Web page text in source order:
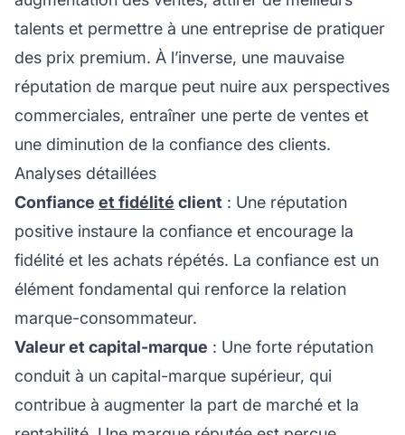
talents et permettre à une entreprise de pratiquer
des prix premium. À l’inverse, une mauvaise
réputation de marque peut nuire aux perspectives
commerciales, entraîner une perte de ventes et
une diminution de la confiance des clients.
Analyses détaillées
Confiance et fidélité client : Une réputation
positive instaure la confiance et encourage la
fidélité et les achats répétés. La confiance est un
élément fondamental qui renforce la relation
marque-consommateur.
Valeur et capital-marque : Une forte réputation
conduit à un capital-marque supérieur, qui
contribue à augmenter la part de marché et la